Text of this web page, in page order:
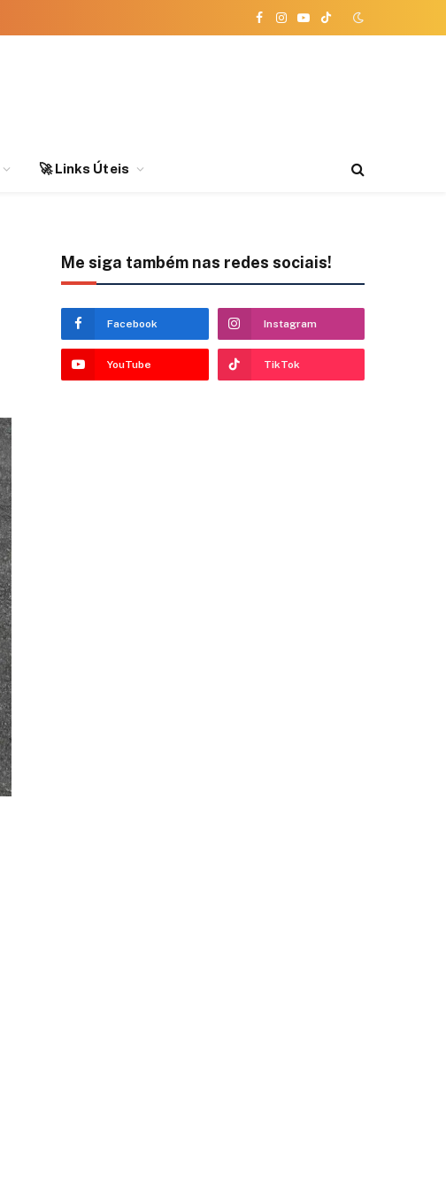
Facebook
Instagram
YouTubeTikTok
🚀 Links Úteis
Me siga também nas redes sociais!
Facebook Instagram
YouTube TikTok